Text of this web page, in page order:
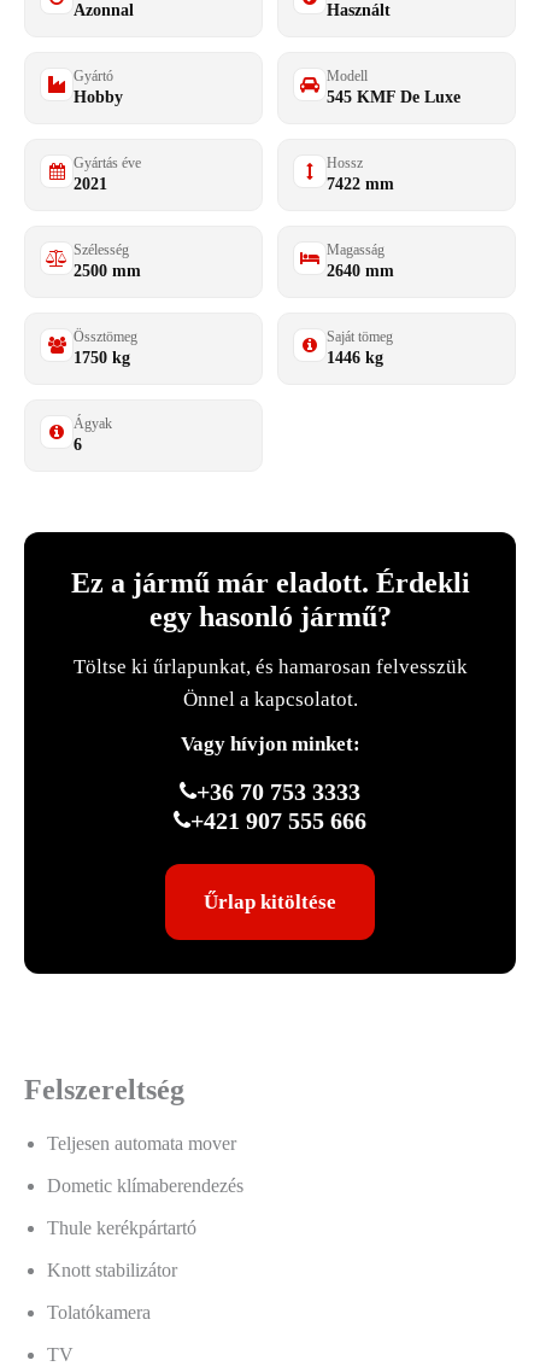
Azonnal Használt
Gyártó
Hobby
Modell
545 KMF De Luxe
Gyártás éve
2021
Hossz
7422 mm
Szélesség
2500 mm
Magasság
2640 mm
Össztömeg
1750 kg
Saját tömeg
1446 kg
Ágyak
6
Ez a jármű már eladott. Érdekli
egy hasonló jármű?
Töltse ki űrlapunkat, és hamarosan felvesszük
Önnel a kapcsolatot.
Vagy hívjon minket:
+36 70 753 3333
+421 907 555 666
Űrlap kitöltése
Felszereltség
Teljesen automata mover
Dometic klímaberendezés
Thule kerékpártartó
Knott stabilizátor
Tolatókamera
TV